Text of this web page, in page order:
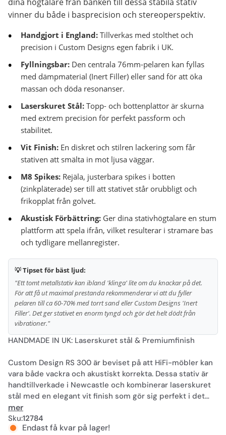
vinner du både i basprecision och stereoperspektiv.
Handgjort i England: Tillverkas med stolthet och
precision i Custom Designs egen fabrik i UK.
Fyllningsbar: Den centrala 76mm-pelaren kan fyllas
med dämpmaterial (Inert Filler) eller sand för att öka
massan och döda resonanser.
Laserskuret Stål: Topp- och bottenplattor är skurna
med extrem precision för perfekt passform och
stabilitet.
Vit Finish: En diskret och stilren lackering som får
stativen att smälta in mot ljusa väggar.
M8 Spikes: Rejäla, justerbara spikes i botten
(zinkpläterade) ser till att stativet står orubbligt och
frikopplat från golvet.
Akustisk Förbättring: Ger dina stativhögtalare en stum
plattform att spela ifrån, vilket resulterar i stramare bas
och tydligare mellanregister.
💡 Tipset för bäst ljud:
"Ett tomt metallstativ kan ibland 'klinga' lite om du knackar på det.
För att få ut maximal prestanda rekommenderar vi att du fyller
pelaren till ca 60-70% med torrt sand eller Custom Designs 'Inert
Filler'. Det ger stativet en enorm tyngd och gör det helt dödt från
vibrationer."
HANDMADE IN UK: Laserskuret stål & Premiumfinish
Custom Design RS 300 är beviset på att HiFi-möbler kan
vara både vackra och akustiskt korrekta. Dessa stativ är
handtillverkade i Newcastle och kombinerar laserskuret
stål med en elegant vit finish som gör sig perfekt i det
moderna vardagsrummet. Genom att lyfta dina högtalare
från bänken till dessa stabila stativ vinner du både i
basprecision och stereoperspektiv.
mer
Sku:12784
Endast få kvar på lager!